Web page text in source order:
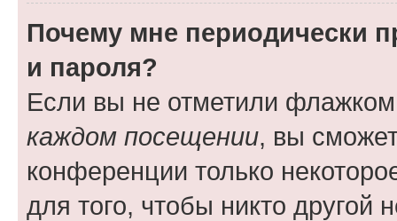
Почему мне периодически
и пароля?
Если вы не отметили
каждом посещении, вы
конференции только
для того, чтобы никто другой